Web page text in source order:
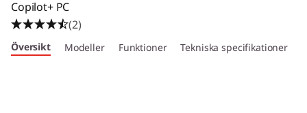
5
Copilot+ PC
(2)
Översikt Modeller Funktioner Tekniska specifikationer